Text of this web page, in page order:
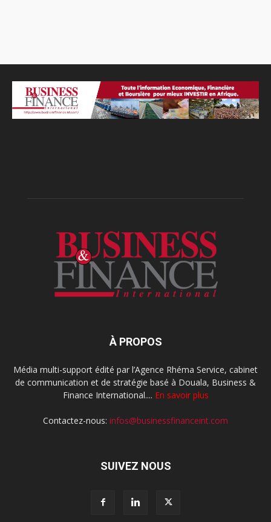
À PROPOS
Média multi-support édité par l’Agence Rhéma Service, cabinet
de communication et de stratégie basé à Douala, Business &
Finance International.... En savoir plus
Contactez-nous: infos@businessfinanceint.com
SUIVEZ NOUS